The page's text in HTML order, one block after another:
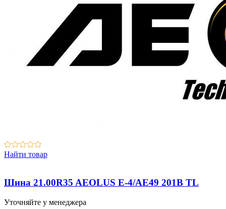
Найти товар
Шина 21.00R35 AEOLUS E-4/AE49 201B TL
Уточняйте у менеджера